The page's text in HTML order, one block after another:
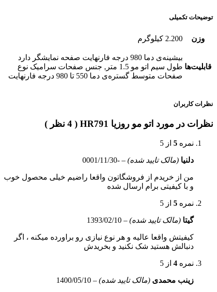
توضیحات تکمیلی
وزن 2.200 کیلوگرم
قابلیت‌ها
بیشینه‌ی دما 980 درجه فارنهایت صفحه نمایشگر دارد
طول سیم اتو مو 1.5 متر, جنس صفحات سرامیک نوع
صفحات متوسط گستره‌ی دما 550 تا 980 درجه فارنهایت
نظرات کاربران
نظرات در مورد اتو مو روزیا HR791 ( 4 نظر )
نمره 5 از 5
دلنیا (مالک تایید شده) –
-0001/11/30
من از خریدم از فروشگاتون واقعا راضیم خیلی محصول خوب
و با کیفیتی برام ارسال شده
نمره 5 از 5
گیتا (مالک تایید شده) –
1393/02/10
کیفیتش واقعا عالیه و هر نوع نیازی رو براورده میکنه ، اگر
دنبالش هستید شک نکنید و بخریدش
نمره 4 از 5
زینب محمدی (مالک تایید شده) –
1400/05/10